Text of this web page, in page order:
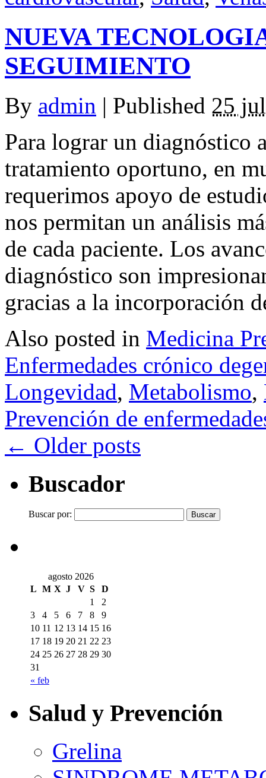
NUEVA
SEGUIMIENTO
By admin | Published 25
Para lograr un diagnóstico
tratamiento oportuno, en
requerimos apoyo de
nos permitan un análisis
de cada paciente. Los
diagnóstico son
gracias a la incorporación
Also posted in Medicina
Enfermedades crónico
Longevidad, Metabolismo,
Prevención de
← Older posts
Buscador
Buscar por:
agosto 2026
L M X J V S D
« feb
1
2
3
4 5 6 7 8
9
10 11 12 13 14 15 16
17 18 19 20 21 22 23
24 25 26 27 28 29 30
31
Salud y Prevención
Grelina